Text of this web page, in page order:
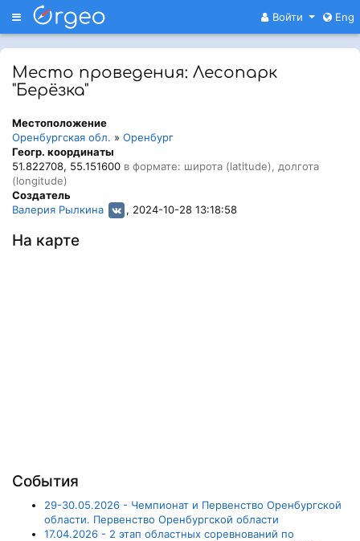
Меню Войти Eng
Место проведения: Лесопарк
"Берёзка"
Местоположение
Оренбургская обл. » Оренбург
Геогр. координаты
51.822708, 55.151600 в формате: широта (latitude), долгота
(longitude)
Создатель
Валерия Рылкина
, 2024-10-28 13:18:58
На карте
События
29-30.05.2026 - Чемпионат и Первенство Оренбургской
области. Первенство Оренбургской области
17.04.2026 - 2 этап областных соревнований по